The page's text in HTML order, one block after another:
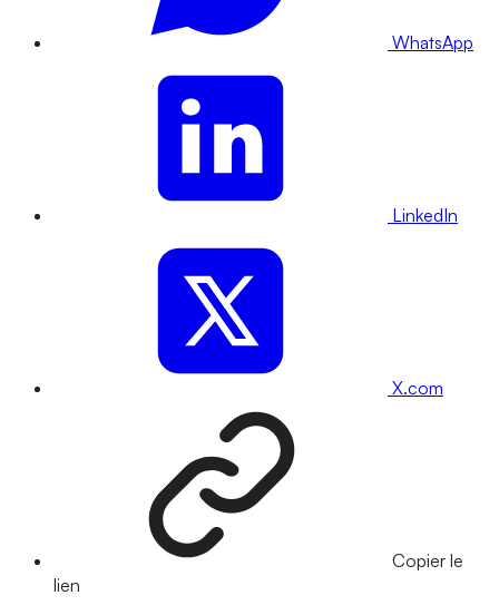
WhatsApp
LinkedIn
X.com
Copier le
lien